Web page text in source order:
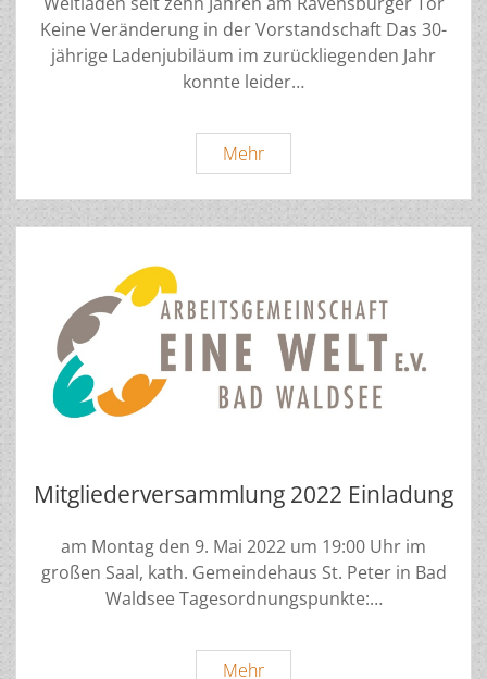
Keine Veränderung in der Vorstandschaft Das 30-
jährige Ladenjubiläum im zurückliegenden Jahr
konnte leider…
MehrMitgliederversammlung
2022
Mitgliederversammlung 2022 Einladung
am Montag den 9. Mai 2022 um 19:00 Uhr im
großen Saal, kath. Gemeindehaus St. Peter in Bad
Waldsee Tagesordnungspunkte:…
MehrMitgliederversammlung